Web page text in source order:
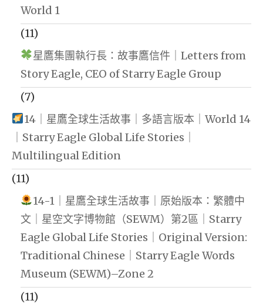
World 1
(11)
星鷹集團執行長：故事鷹信件｜Letters from
Story Eagle, CEO of Starry Eagle Group
(7)
14｜星鷹全球生活故事｜多語言版本｜World 14
｜Starry Eagle Global Life Stories｜
Multilingual Edition
(11)
14-1｜星鷹全球生活故事｜原始版本：繁體中
文｜星空文字博物館（SEWM）第2區｜Starry
Eagle Global Life Stories｜Original Version:
Traditional Chinese｜Starry Eagle Words
Museum (SEWM)–Zone 2
(11)